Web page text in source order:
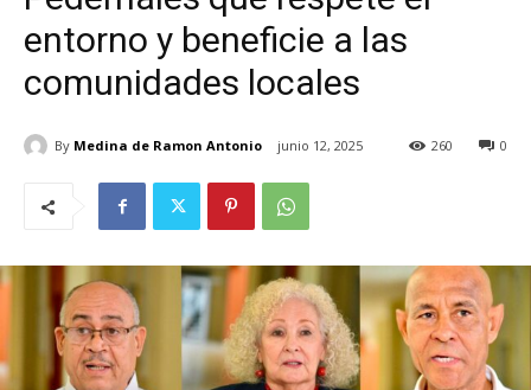
entorno y beneficie a las
comunidades locales
By Medina de Ramon Antonio junio 12, 2025 0
260